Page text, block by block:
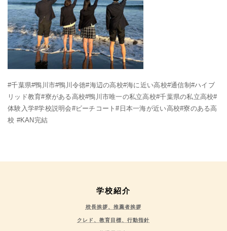
#千葉県#鴨川市#鴨川令徳#海辺の高校#海に近い高校#通信制#ハイブ
リッド教育#寮がある高校#鴨川市唯一の私立高校#千葉県の私立高校#
体験入学#学校説明会#ビーチコート#日本一海が近い高校#寮のある高
校 #KAN完結
学校紹介
校長挨拶、推薦者挨拶
クレド、教育目標、行動指針